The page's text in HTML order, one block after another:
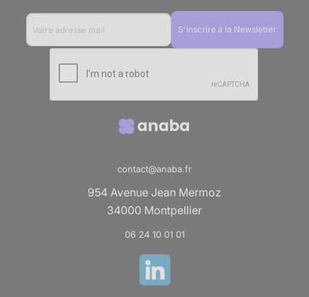
contact@anaba.fr
954 Avenue Jean Mermoz
34000 Montpellier
06 24 10 01 01